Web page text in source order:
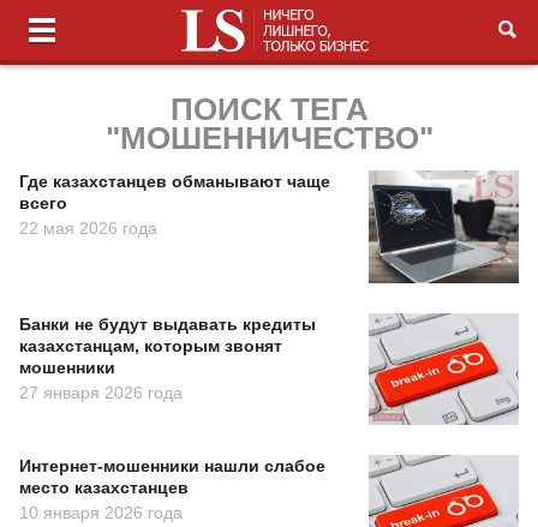
ПОИСК ТЕГА
"МОШЕННИЧЕСТВО"
Где казахстанцев обманывают чаще
всего
22 мая 2026 года
Банки не будут выдавать кредиты
казахстанцам, которым звонят
мошенники
27 января 2026 года
Интернет-мошенники нашли слабое
место казахстанцев
10 января 2026 года